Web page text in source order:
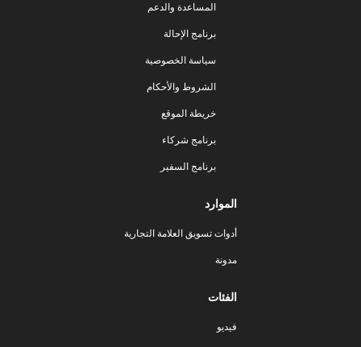
المساعدة والدعم
برنامج الإحالة
سياسة الخصوصية
الشروط والأحكام
خريطة الموقع
برنامج شركاء
برنامج السفير
الموارد
أدوات تسويق العلامة التجارية
مدونة
الفئات
فيديو